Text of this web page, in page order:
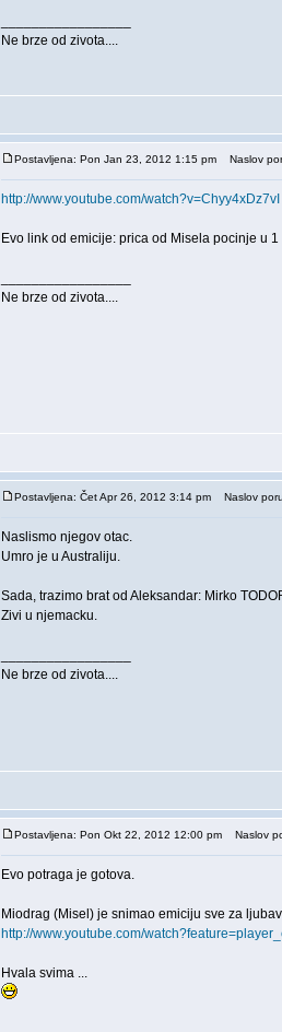
Ne brze od zivota....
Postavljena: Pon Jan 23, 2012 1:15 pm Naslov
http://www.youtube.com/watch?v=Chyy4xDz7vI
Evo link od emicije: prica od Misela pocinje u 1
Ne brze od zivota....
Postavljena: Čet Apr 26, 2012 3:14 pm Naslov
Naslismo njegov otac.
Umro je u Australiju.
Sada, trazimo brat od Aleksandar: Mirko
Zivi u njemacku.
Ne brze od zivota....
Postavljena: Pon Okt 22, 2012 12:00 pm Naslov
Evo potraga je gotova.
Miodrag (Misel) je snimao emiciju sve za
http://www.youtube.com/
Hvala svima ...